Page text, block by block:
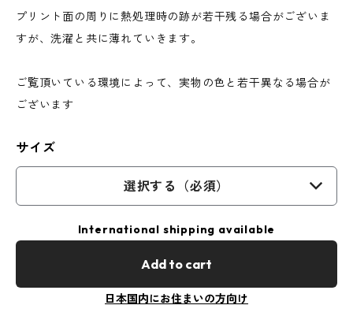
プリント面の周りに熱処理時の跡が若干残る場合がございま
すが、洗濯と共に薄れていきます。
ご覧頂いている環境によって、実物の色と若干異なる場合が
ございます
サイズ
選択する（必須）
International shipping available
Add to cart
日本国内にお住まいの方向け